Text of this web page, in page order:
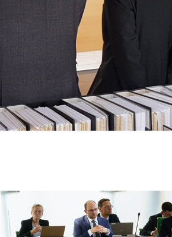
Detailansicht öffnen: